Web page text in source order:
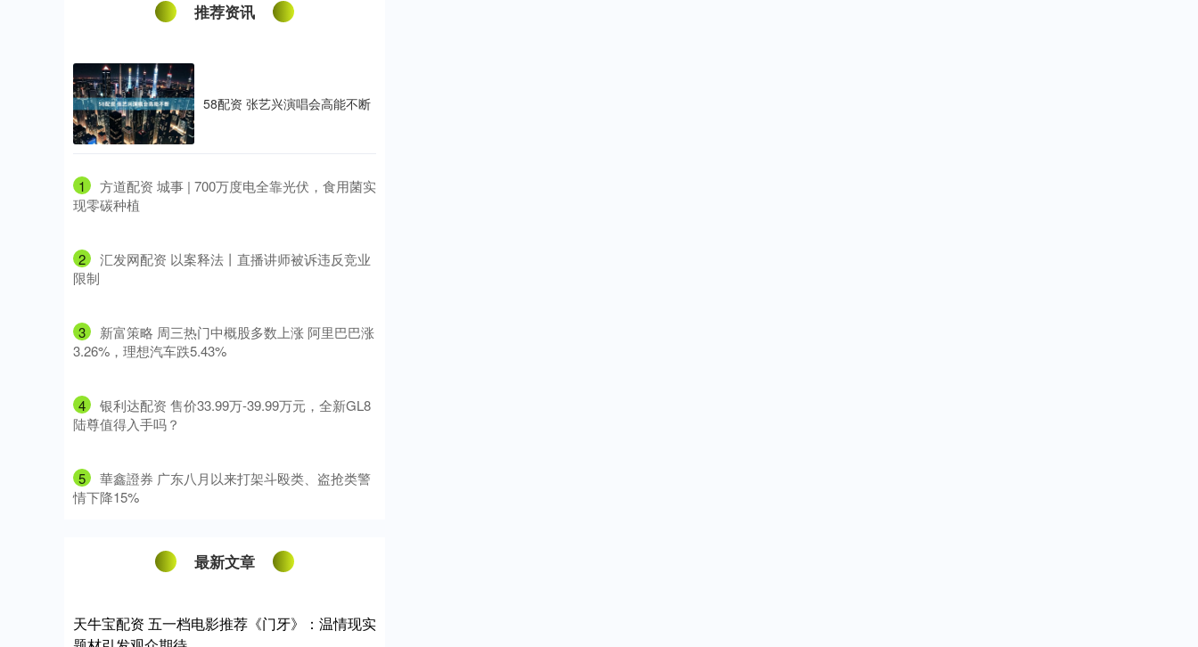
推荐资讯
58配资 张艺兴演唱会高能不断
1
​方道配资 城事 | 700万度电全靠光伏，食用菌实
现零碳种植
2
​汇发网配资 以案释法丨直播讲师被诉违反竞业
限制
3
​新富策略 周三热门中概股多数上涨 阿里巴巴涨
3.26%，理想汽车跌5.43%
4
​银利达配资 售价33.99万-39.99万元，全新GL8
陆尊值得入手吗？
5
​華鑫證券 广东八月以来打架斗殴类、盗抢类警
情下降15%
最新文章
天牛宝配资 五一档电影推荐《门牙》：温情现实